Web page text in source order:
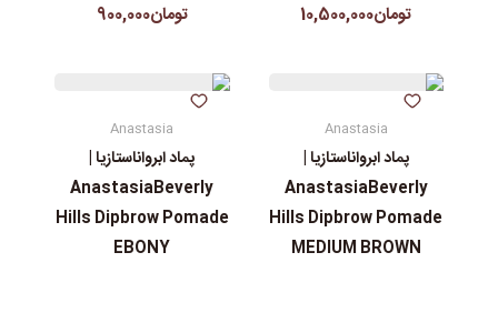
تومان10,500,000 تومان900,000
Anastasia
پماد ابرواناستازیا |
AnastasiaBeverly
Hills Dipbrow Pomade
MEDIUM BROWN
Anastasia
پماد ابرواناستازیا |
AnastasiaBeverly
Hills Dipbrow Pomade
EBONY